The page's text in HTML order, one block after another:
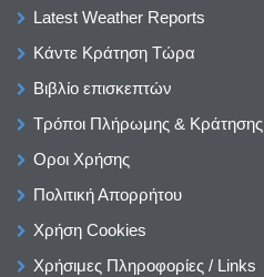
Latest Weather Reports
Κάντε Κράτηση Τώρα
Βιβλίο επισκεπτών
Τρόποι Πλήρωμης & Κράτησης
Οροι Χρήσης
Πολιτική Απορρήτου
Χρήση Cookies
Χρήσιμες Πληροφορίες / Links